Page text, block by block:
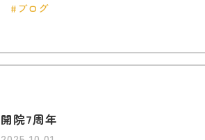
ブログ
開院7周年